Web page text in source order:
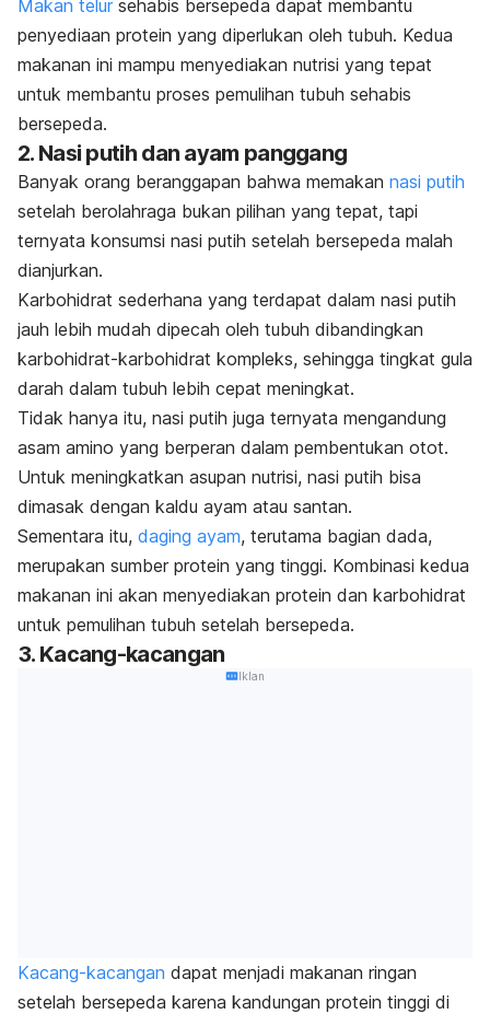
Makan telur sehabis bersepeda dapat membantu
penyediaan protein yang diperlukan oleh tubuh. Kedua
makanan ini mampu menyediakan nutrisi yang tepat
untuk membantu proses pemulihan tubuh sehabis
bersepeda.
2. Nasi putih dan ayam panggang
Banyak orang beranggapan bahwa memakan nasi putih
setelah berolahraga bukan pilihan yang tepat, tapi
ternyata konsumsi nasi putih setelah bersepeda malah
dianjurkan.
Karbohidrat sederhana yang terdapat dalam nasi putih
jauh lebih mudah dipecah oleh tubuh dibandingkan
karbohidrat-karbohidrat kompleks, sehingga tingkat gula
darah dalam tubuh lebih cepat meningkat.
Tidak hanya itu, nasi putih juga ternyata mengandung
asam amino yang berperan dalam pembentukan otot.
Untuk meningkatkan asupan nutrisi, nasi putih bisa
dimasak dengan kaldu ayam atau santan.
Sementara itu, daging ayam, terutama bagian dada,
merupakan sumber protein yang tinggi. Kombinasi kedua
makanan ini akan menyediakan protein dan karbohidrat
untuk pemulihan tubuh setelah bersepeda.
3. Kacang-kacangan
Iklan
Kacang-kacangan dapat menjadi makanan ringan
setelah bersepeda karena kandungan protein tinggi di